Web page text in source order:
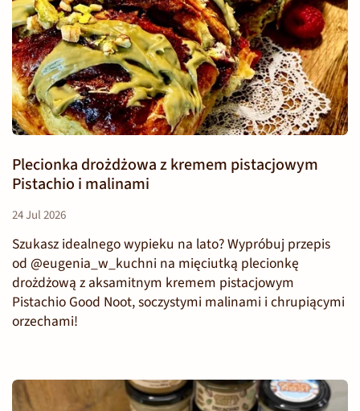
Plecionka drożdżowa z kremem pistacjowym
Pistachio i malinami
24 Jul 2026
Szukasz idealnego wypieku na lato? Wypróbuj przepis
od @eugenia_w_kuchni na mięciutką plecionkę
drożdżową z aksamitnym kremem pistacjowym
Pistachio Good Noot, soczystymi malinami i chrupiącymi
orzechami!